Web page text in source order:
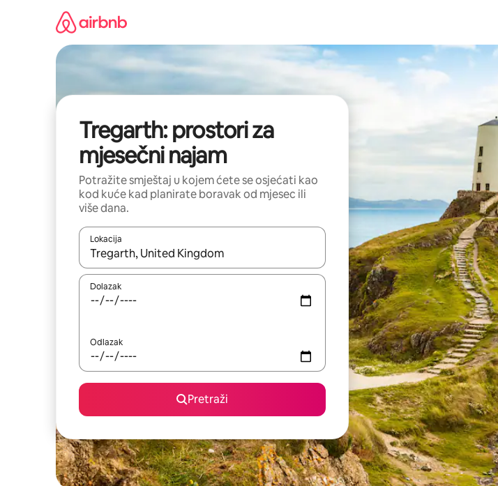
Tregarth: prostori za
mjesečni najam
Potražite smještaj u kojem ćete se osjećati kao
kod kuće kad planirate boravak od mjesec ili
više dana.
Lokacija
Kada budu dostupni rezultati, moći ćete ih pregledati koristeći se strelicama prema gore i
Dolazak
Odlazak
Pretraži